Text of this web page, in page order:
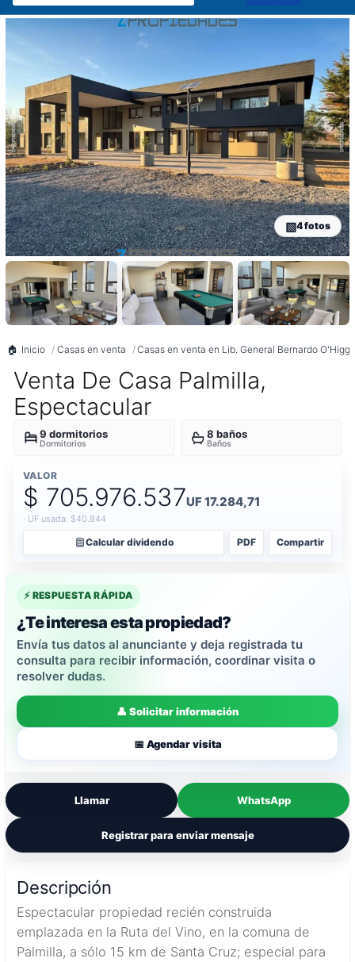
4 fotos
Inicio Casas en venta Casas en venta en Lib. General Bernardo
Venta De Casa Palmilla,
Espectacular
9 dormitorios
Dormitorios
8 baños
Baños
VALOR
$ 705.976.537UF 17.284,71
· UF usada: $40.844
Calcular dividendo PDF Compartir
⚡ RESPUESTA RÁPIDA
¿Te interesa esta propiedad?
Envía tus datos al anunciante y deja registrada tu
consulta para recibir información, coordinar visita o
resolver dudas.
👤 Solicitar información
📅 Agendar visita
Llamar WhatsApp
Registrar para enviar mensaje
Descripción
Espectacular propiedad recién construida
emplazada en la Ruta del Vino, en la comuna de
Palmilla, a sólo 15 km de Santa Cruz; especial para